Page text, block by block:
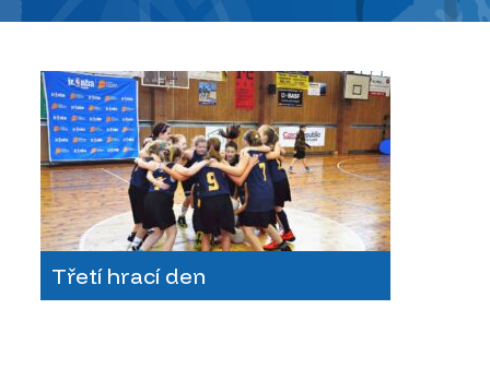
Třetí hrací den